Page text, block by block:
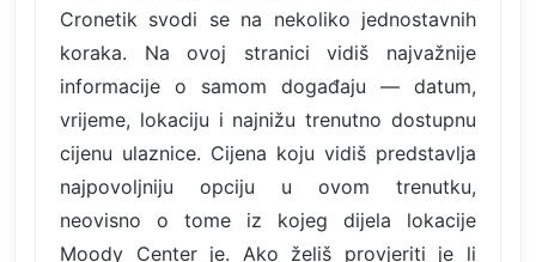
Cronetik svodi se na nekoliko jednostavnih
koraka. Na ovoj stranici vidiš najvažnije
informacije o samom događaju — datum,
vrijeme, lokaciju i najnižu trenutno dostupnu
cijenu ulaznice. Cijena koju vidiš predstavlja
najpovoljniju opciju u ovom trenutku,
neovisno o tome iz kojeg dijela lokacije
Moody Center je. Ako želiš provjeriti je li